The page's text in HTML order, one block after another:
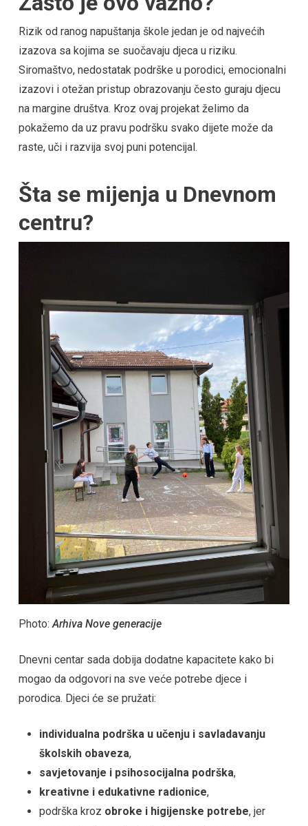
Rizik od ranog napuštanja škole jedan je od najvećih
izazova sa kojima se suočavaju djeca u riziku.
Siromaštvo, nedostatak podrške u porodici, emocionalni
izazovi i otežan pristup obrazovanju često guraju djecu
na margine društva. Kroz ovaj projekat želimo da
pokažemo da uz pravu podršku svako dijete može da
raste, uči i razvija svoj puni potencijal.
Šta se mijenja u Dnevnom
centru?
Photo: Arhiva Nove generacije
Dnevni centar sada dobija dodatne kapacitete kako bi
mogao da odgovori na sve veće potrebe djece i
porodica. Djeci će se pružati:
individualna podrška u učenju i savladavanju
školskih obaveza,
savjetovanje i psihosocijalna podrška,
kreativne i edukativne radionice,
podrška kroz obroke i higijenske potrebe, jer